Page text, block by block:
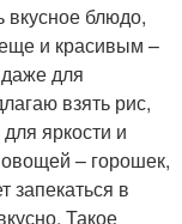
вкусное блюдо,
и красивым –
для
взять рис,
яркости и
овощей – горошек,
запекаться в
Такое